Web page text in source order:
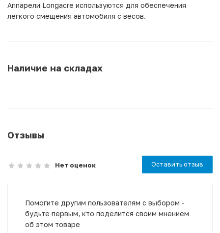
Аппарели Longacre используются для обеспечения
легкого смещения автомобиля с весов.
Наличие на складах
Отзывы
Нет оценок Оставить отзыв
Помогите другим пользователям с выбором -
будьте первым, кто поделится своим мнением
об этом товаре